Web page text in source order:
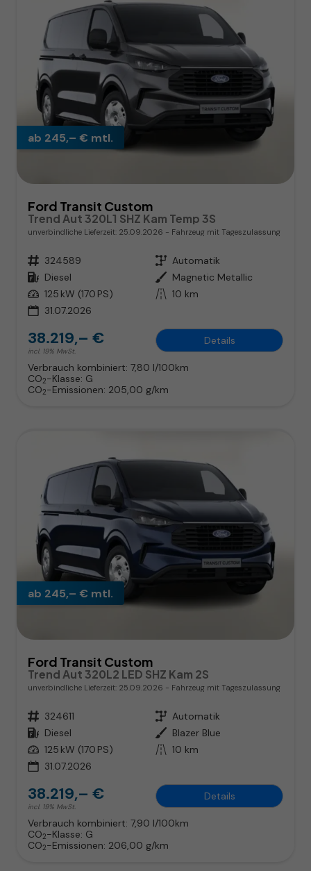
ab 245,– € mtl.
Ford Transit Custom
Trend Aut 320L1 SHZ Kam Temp 3S
unverbindliche Lieferzeit: 25.09.2026 Fahrzeug mit Tageszulassung
Fahrzeugnr. 324589 Getriebe Automatik
Kraftstoff Diesel Außenfarbe Magnetic Metallic
Leistung 125 kW (170 PS) Kilometerstand 10 km
31.07.2026
38.219,– €
incl. 19% MwSt.
Details
Verbrauch kombiniert: 7,80 l/100km
CO2-Klasse: G
CO2-Emissionen: 205,00 g/km
ab 245,– € mtl.
Ford Transit Custom
Trend Aut 320L2 LED SHZ Kam 2S
unverbindliche Lieferzeit: 25.09.2026 Fahrzeug mit Tageszulassung
Fahrzeugnr. 324611 Getriebe Automatik
Kraftstoff Diesel Außenfarbe Blazer Blue
Leistung 125 kW (170 PS) Kilometerstand 10 km
31.07.2026
38.219,– €
incl. 19% MwSt.
Details
Verbrauch kombiniert: 7,90 l/100km
CO2-Klasse: G
CO2-Emissionen: 206,00 g/km